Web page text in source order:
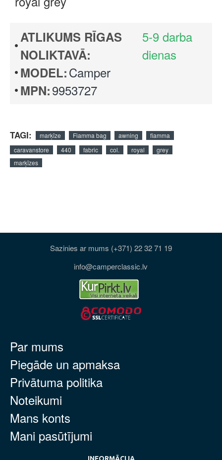
ATLIKUMS RĪGAS
NOLIKTAVĀ:
5-9 darba
dienas
MODEL:Camper
MPN:9953727
TAGI: marķīze Fiamma bag awning
fiamma
caravanstore
440 fabric col. royal
grey
marķīzes
Sazinies ar mums (+371) 22 32 71 19
info@camperclassic.lv
Par mums
Piegāde un apmaksa
Privātuma politika
Noteikumi
Mans konts
Mani pasūtījumi